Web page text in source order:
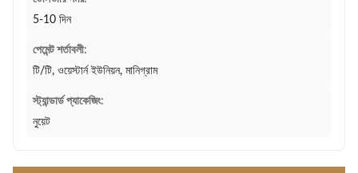
5-10 দিন
পেমেন্ট শর্তাবলী:
টি/টি, ওয়েস্টার্ন ইউনিয়ন, মানিগ্রাম
স্ট্যান্ডার্ড প্যাকেজিং:
নুয়েট